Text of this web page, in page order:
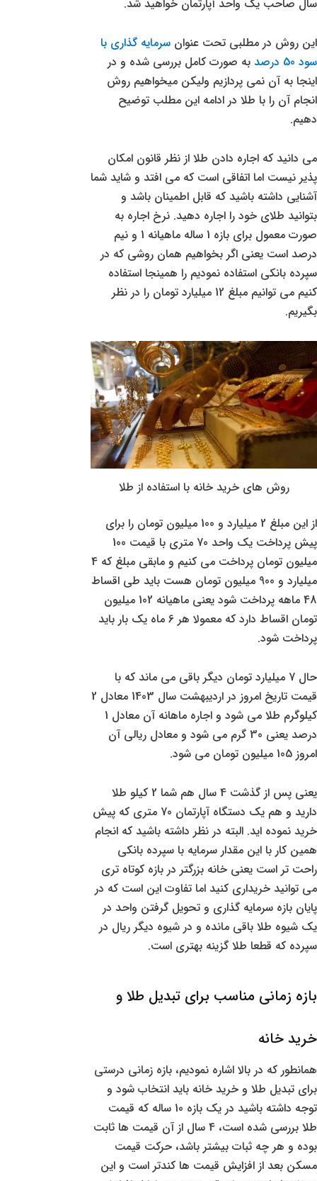
سال صاحب یک واحد آپارتمان خواهید شد.
این روش در مطلبی تحت عنوان سرمایه گذاری با
سود 50 درصد
به صورت کامل بررسی شده و در
اینجا به آن نمی پردازیم ولیکن میخواهیم روش
انجام آن را با طلا در ادامه این مطلب توضیح
دهیم.
می دانید که اجاره دادن طلا از نظر قانون امکان
پذیر نیست اما اتفاقی است که می افتد و شاید شما
آشنایی داشته باشید که قابل اطمینان باشد و
بتوانید طلای خود را اجاره دهید. نرخ اجاره به
صورت معمول برای بازه 1 ساله ماهیانه 1 و نیم
درصد است یعنی اگر بخواهیم همان روشی که در
سپرده بانکی استفاده نمودیم را همینجا استفاده
کنیم می توانیم مبلغ 12 میلیارد تومان را در نظر
بگیریم.
روش های خرید خانه با استفاده از طلا
از این مبلغ 2 میلیارد و 100 میلیون تومان را برای
پیش پرداخت یک واحد 70 متری با قیمت 100
میلیون تومان پرداخت می کنیم و مابقی مبلغ که 4
میلیارد و 900 میلیون تومان هست باید طی اقساط
48 ماهه پرداخت شود یعنی ماهیانه 102 میلیون
تومان اقساط دارد که معمولا هر 6 ماه یک بار باید
پرداخت شود.
حال 7 میلیارد تومان دیگر باقی می ماند که با
قیمت تاریخ امروز در اردیبهشت سال 1403 معادل 2
کیلوگرم طلا می شود و اجاره ماهانه آن معادل 1
درصد یعنی 30 گرم می شود و معادل ریالی آن
امروز 105 میلیون تومان می شود.
یعنی پس از گذشت 4 سال هم شما 2 کیلو طلا
دارید و هم یک دستگاه آپارتمان 70 متری که پیش
خرید نموده اید. البته در نظر داشته باشید که انجام
همین کار با این مقدار سرمایه با سپرده بانکی
راحت تر است یعنی خانه بزرگتر در بازه کوتاه تری
می توانید خریداری کنید اما تفاوت این است که در
پایان بازه سرمایه گذاری و تحویل گرفتن واحد در
یک شیوه طلا باقی مانده و در شیوه دیگر ریال در
سپرده که قطعا طلا گزینه بهتری است.
بازه زمانی مناسب برای تبدیل طلا و
خرید خانه
همانطور که در بالا اشاره نمودیم، بازه زمانی درستی
برای تبدیل طلا و خرید خانه باید انتخاب شود و
توجه داشته باشید در یک بازه 10 ساله که قیمت
طلا بررسی شده است، 4 سال از آن قیمت ها ثابت
بوده و هر چه ثبات بیشتر باشد، حرکت قیمت
مسکن بعد از افزایش قیمت ها کندتر است و این